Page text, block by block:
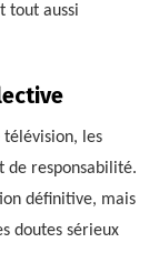
tout aussi
télévision, les
de responsabilité.
définitive, mais
doutes sérieux